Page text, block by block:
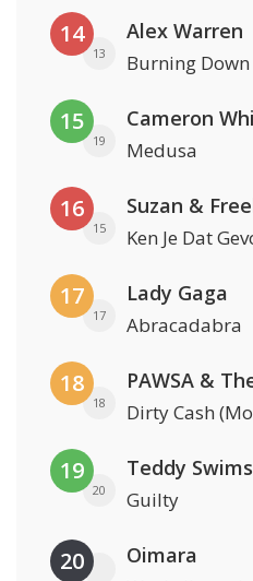
14
13
Alex Warren
Burning Down
15
19
Cameron
Medusa
16
15
Suzan &
Ken Je Dat
17
17
Lady Gaga
Abracadabra
18
18 Dirty Cash
19
20
Teddy Swims
Guilty
20 Oimara